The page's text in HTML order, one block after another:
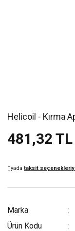
Helicoil - Kırma
481,32
yada taksit
Marka
Ürün Kodu